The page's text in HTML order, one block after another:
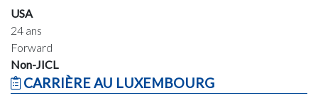
USA
24 ans
Forward
Non-JICL
CARRIÈRE AU LUXEMBOURG